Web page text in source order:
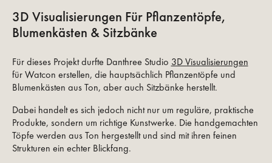
3D Visualisierungen Für Pflanzentöpfe,
Blumenkästen & Sitzbänke
Für dieses Projekt durfte Danthree Studio 3D Visualisierungen
für Watcon erstellen, die hauptsächlich Pflanzentöpfe und
Blumenkästen aus Ton, aber auch Sitzbänke herstellt.
Dabei handelt es sich jedoch nicht nur um reguläre, praktische
Produkte, sondern um richtige Kunstwerke. Die handgemachten
Töpfe werden aus Ton hergestellt und sind mit ihren feinen
Strukturen ein echter Blickfang.